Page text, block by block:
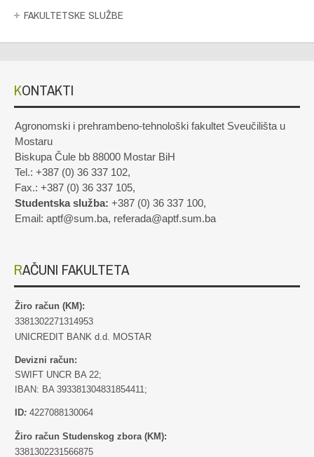
FAKULTETSKE SLUŽBE
KONTAKTI
Agronomski i prehrambeno-tehnološki fakultet Sveučilišta u
Mostaru
Biskupa Čule bb 88000 Mostar BiH
Tel.: +387 (0) 36 337 102,
Fax.: +387 (0) 36 337 105,
Studentska služba: +387 (0) 36 337 100,
Email: aptf@sum.ba, referada@aptf.sum.ba
RAČUNI FAKULTETA
Žiro račun (KM):
3381302271314953
UNICREDIT BANK d.d. MOSTAR
Devizni račun:
SWIFT UNCR BA 22;
IBAN: BA 393381304831854411;
ID: 4227088130064
Žiro račun Studenskog zbora (KM):
3381302231566875